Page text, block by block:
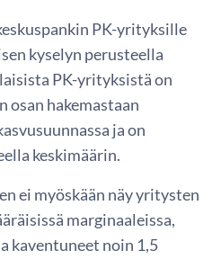
PK-yrityksille
kyselyn perusteella
PK-yrityksistä on
osan hakemastaan
ja on
keskimäärin.
ei myöskään näy yritysten
marginaaleissa,
kaventuneet noin 1,5